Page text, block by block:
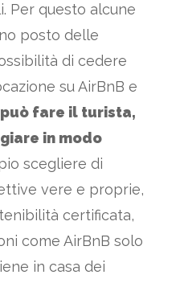
Per questo alcune
posto delle
di cedere
su AirBnB e
può fare il turista,
in modo
scegliere di
vere e proprie,
certificata,
come AirBnB solo
in casa dei